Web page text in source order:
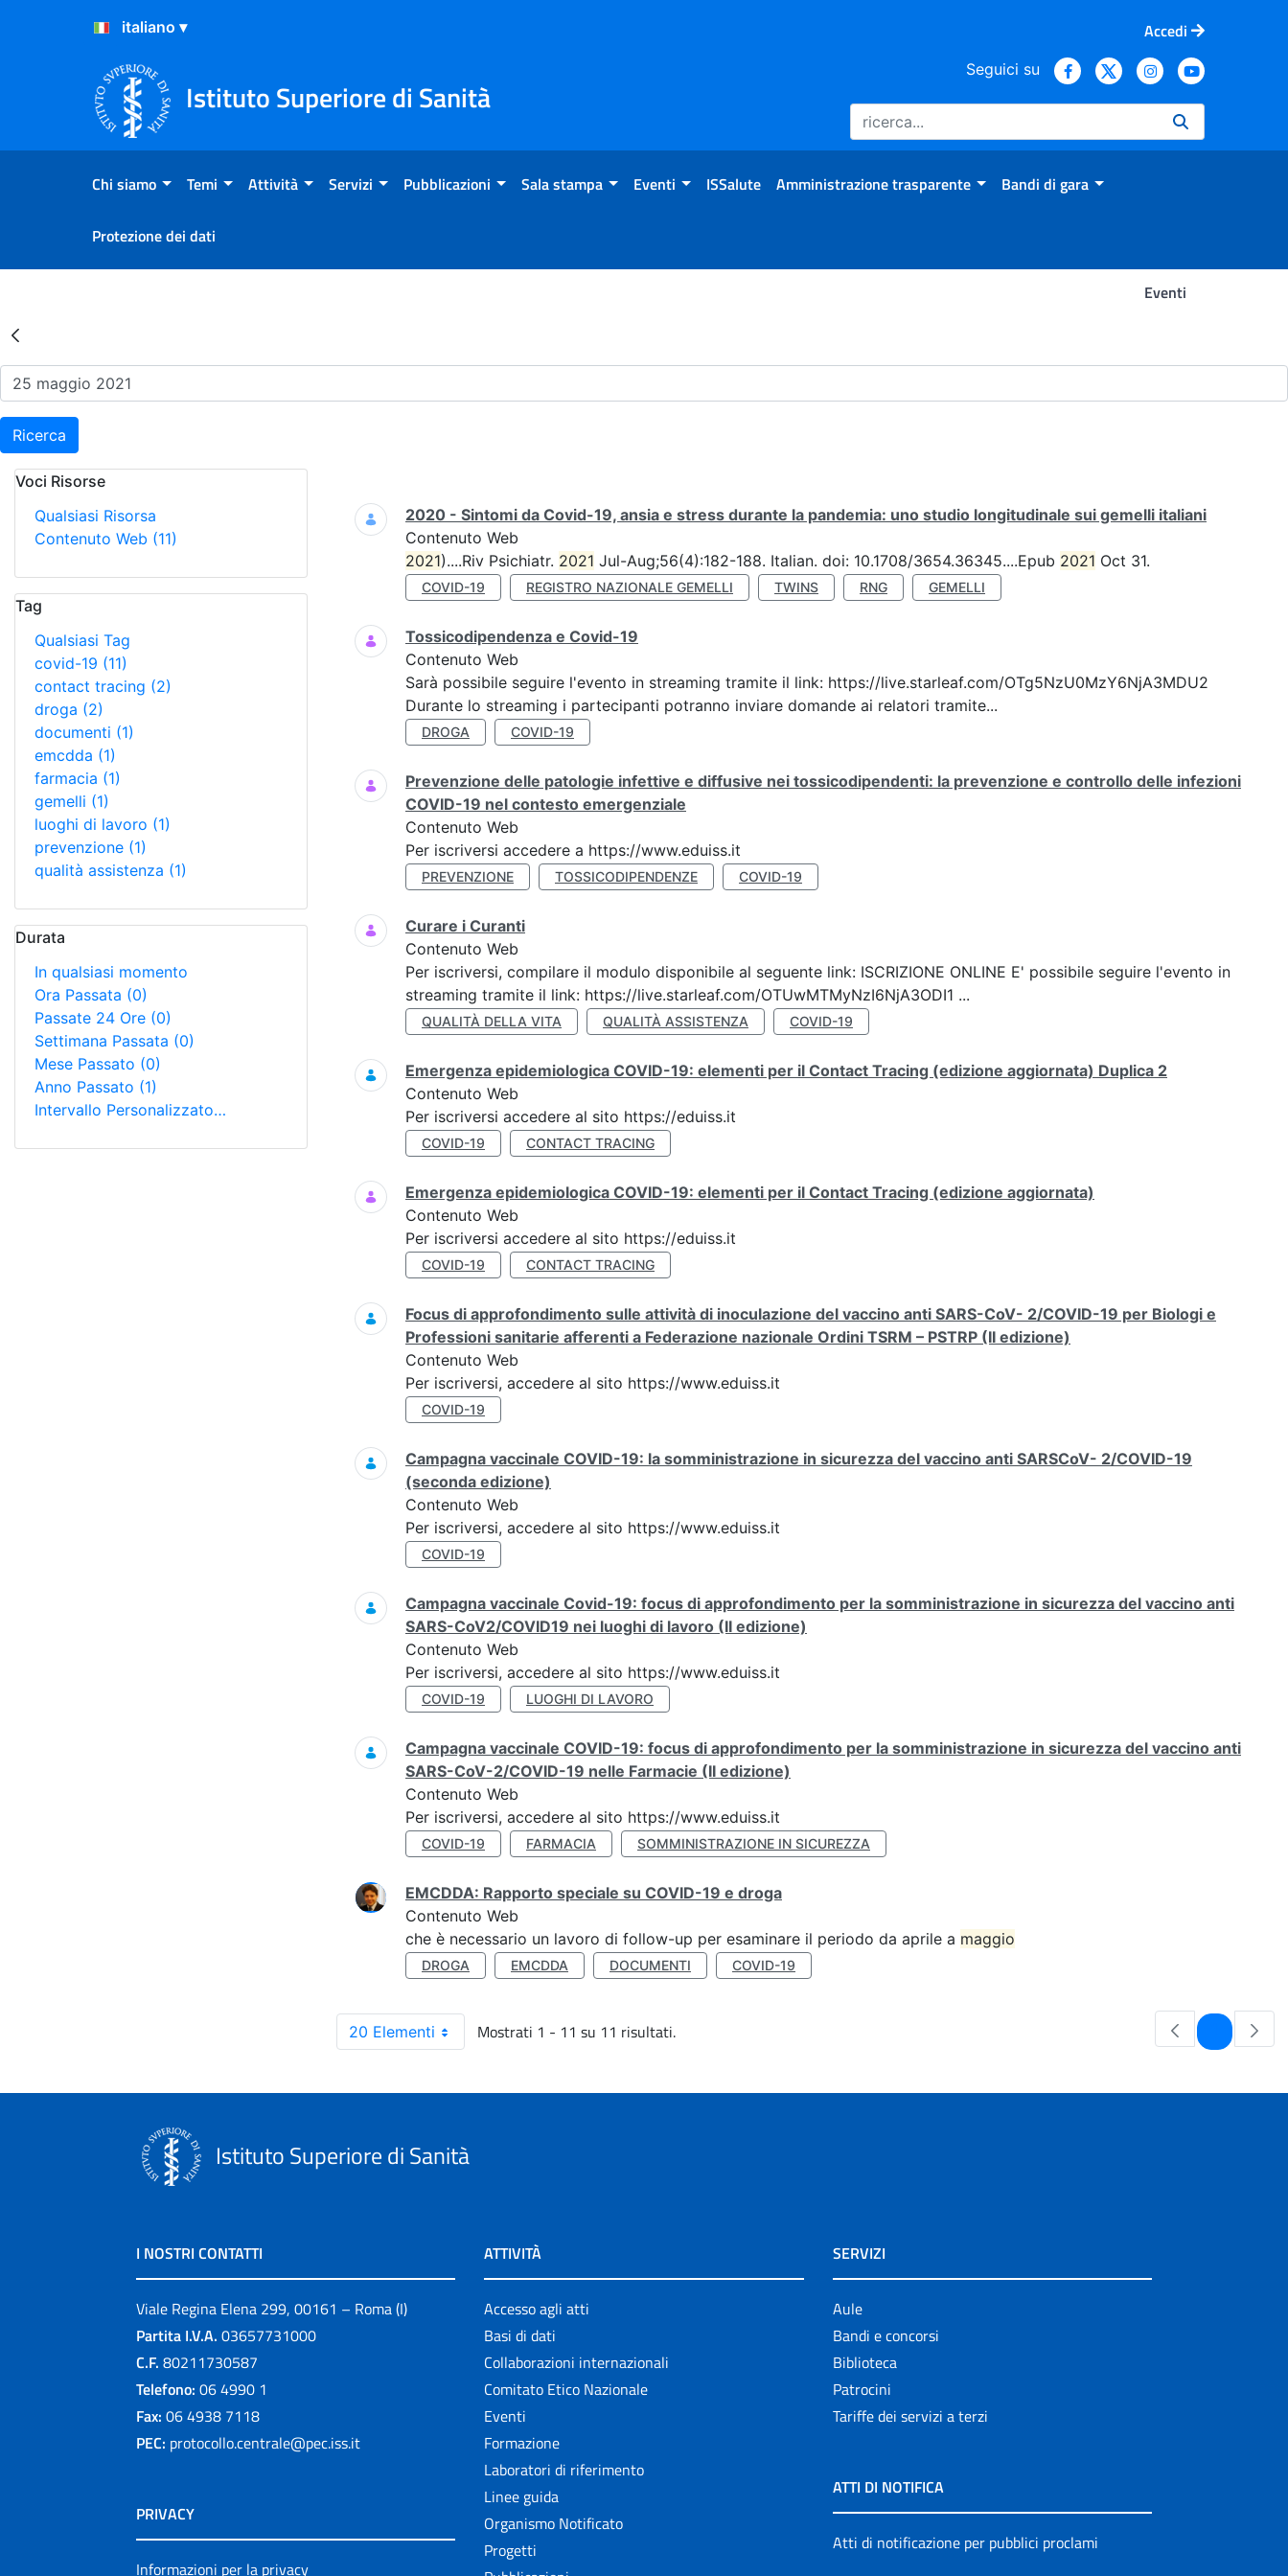
Salta al Contenuto
Salta al Footer
Accedi
Istituto Superiore di Sanità
Seguici su
Chi siamo Temi Attività Servizi Pubblicazioni Sala stampa Eventi ISSalute Amministrazione trasparente Bandi di gara
Protezione dei dati
Eventi
Risultati della Ricerca - Eventi
Ricerca
Voci Risorse
Qualsiasi Risorsa
Contenuto Web (11)
Tag
Qualsiasi Tag
covid-19 (11)
contact tracing (2)
droga (2)
documenti (1)
emcdda (1)
farmacia (1)
gemelli (1)
luoghi di lavoro (1)
prevenzione (1)
qualità assistenza (1)
Durata
In qualsiasi momento
Ora Passata (0)
Passate 24 Ore (0)
Settimana Passata (0)
Mese Passato (0)
Anno Passato (1)
Intervallo Personalizzato…
Ricerca
2020 - Sintomi da Covid-19, ansia e stress durante la pandemia: uno studio longitudinale sui gemelli italiani
Contenuto Web
2021)....Riv Psichiatr. 2021 Jul-Aug;56(4):182-188. Italian. doi: 10.1708/3654.36345....Epub 2021 Oct 31.
COVID-19 REGISTRO NAZIONALE GEMELLI TWINS RNG GEMELLI
Tossicodipendenza e Covid-19
Contenuto Web
Sarà possibile seguire l'evento in streaming tramite il link: https://live.starleaf.com/OTg5NzU0MzY6NjA3MDU2
Durante lo streaming i partecipanti potranno inviare domande ai relatori tramite...
DROGA COVID-19
Prevenzione delle patologie infettive e diffusive nei tossicodipendenti: la prevenzione e controllo delle infezioni
COVID-19 nel contesto emergenziale
Contenuto Web
Per iscriversi accedere a https://www.eduiss.it
PREVENZIONE TOSSICODIPENDENZE COVID-19
Curare i Curanti
Contenuto Web
Per iscriversi, compilare il modulo disponibile al seguente link: ISCRIZIONE ONLINE E' possibile seguire l'evento in
streaming tramite il link: https://live.starleaf.com/OTUwMTMyNzI6NjA3ODI1 ...
QUALITÀ DELLA VITA QUALITÀ ASSISTENZA COVID-19
Emergenza epidemiologica COVID-19: elementi per il Contact Tracing (edizione aggiornata) Duplica 2
Contenuto Web
Per iscriversi accedere al sito https://eduiss.it
COVID-19 CONTACT TRACING
Emergenza epidemiologica COVID-19: elementi per il Contact Tracing (edizione aggiornata)
Contenuto Web
Per iscriversi accedere al sito https://eduiss.it
COVID-19 CONTACT TRACING
Focus di approfondimento sulle attività di inoculazione del vaccino anti SARS-CoV- 2/COVID-19 per Biologi e
Professioni sanitarie afferenti a Federazione nazionale Ordini TSRM – PSTRP (II edizione)
Contenuto Web
Per iscriversi, accedere al sito https://www.eduiss.it
COVID-19
Campagna vaccinale COVID-19: la somministrazione in sicurezza del vaccino anti SARSCoV- 2/COVID-19
(seconda edizione)
Contenuto Web
Per iscriversi, accedere al sito https://www.eduiss.it
COVID-19
Campagna vaccinale Covid-19: focus di approfondimento per la somministrazione in sicurezza del vaccino anti
SARS-CoV2/COVID19 nei luoghi di lavoro (II edizione)
Contenuto Web
Per iscriversi, accedere al sito https://www.eduiss.it
COVID-19 LUOGHI DI LAVORO
Campagna vaccinale COVID-19: focus di approfondimento per la somministrazione in sicurezza del vaccino anti
SARS-CoV-2/COVID-19 nelle Farmacie (II edizione)
Contenuto Web
Per iscriversi, accedere al sito https://www.eduiss.it
COVID-19 FARMACIA SOMMINISTRAZIONE IN SICUREZZA
EMCDDA: Rapporto speciale su COVID-19 e droga
Contenuto Web
che è necessario un lavoro di follow-up per esaminare il periodo da aprile a maggio
DROGA EMCDDA DOCUMENTI COVID-19
20 Elementi Mostrati 1 - 11 su 11 risultati. Pagina
Istituto Superiore di Sanità
I NOSTRI CONTATTI
Viale Regina Elena 299, 00161 – Roma (I)
Partita I.V.A. 03657731000
C.F. 80211730587
Telefono: 06 4990 1
Fax: 06 4938 7118
PEC: protocollo.centrale@pec.iss.it
PRIVACY
Informazioni per la privacy
ATTIVITÀ
Accesso agli atti
Basi di dati
Collaborazioni internazionali
Comitato Etico Nazionale
Eventi
Formazione
Laboratori di riferimento
Linee guida
Organismo Notificato
Progetti
SERVIZI
Aule
Bandi e concorsi
Biblioteca
Patrocini
Tariffe dei servizi a terzi
ATTI DI NOTIFICA
Atti di notificazione per pubblici proclami